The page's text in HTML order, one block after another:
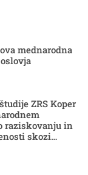
mednarodna
ZRS Koper
raziskovanju in
skozi
Evropa)